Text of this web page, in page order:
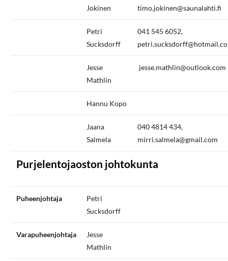
Jokinen
timo.jokinen@saunalahti.fi
Petri
Sucksdorff
041 545 6052,
Jesse
Mathlin
jesse.mathlin@outlook.com
Hannu Kopo
Jaana
Salmela
040 4814 434,
mirri.salmela@gmail.com
Purjelentojaoston johtokunta
Puheenjohtaja
Petri
Sucksdorff
Varapuheenjohtaja
Jesse
Mathlin